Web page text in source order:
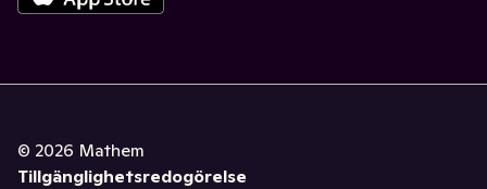
© 2026 Mathem
Tillgänglighetsredogörelse